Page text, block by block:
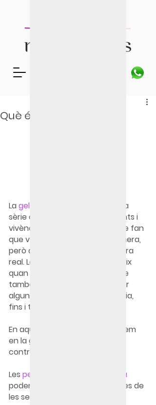
Què és la gelosia?
La gelosia
sorgeix a causa d'una
sèrie de sentiments, pensaments i
vivències en relació a algú... que fan
que veiem les coses d'una manera,
però això no vol dir d'una manera
real. La gelosia no només apareix
quan estem en parella, sinó que
també podem sentir gelosia per
algun amic, per algú de la família,
fins i tot per animals.
En aquest apartat ens centrarem
en la gelosia en parella i a com
controlar-la i combatre-la.
Les persones geloses
en parella
poden realitzar alguna o algunes de
les següents accions: